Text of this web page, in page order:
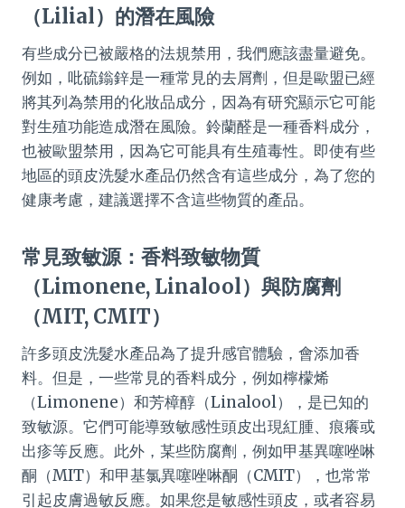
（Lilial）的潛在風險
有些成分已被嚴格的法規禁用，我們應該盡量避免。
例如，吡硫鎓鋅是一種常見的去屑劑，但是歐盟已經
將其列為禁用的化妝品成分，因為有研究顯示它可能
對生殖功能造成潛在風險。鈴蘭醛是一種香料成分，
也被歐盟禁用，因為它可能具有生殖毒性。即使有些
地區的頭皮洗髮水產品仍然含有這些成分，為了您的
健康考慮，建議選擇不含這些物質的產品。
常見致敏源：香料致敏物質
（Limonene, Linalool）與防腐劑
（MIT, CMIT）
許多頭皮洗髮水產品為了提升感官體驗，會添加香
料。但是，一些常見的香料成分，例如檸檬烯
（Limonene）和芳樟醇（Linalool），是已知的
致敏源。它們可能導致敏感性頭皮出現紅腫、痕癢或
出疹等反應。此外，某些防腐劑，例如甲基異噻唑啉
酮（MIT）和甲基氯異噻唑啉酮（CMIT），也常常
引起皮膚過敏反應。如果您是敏感性頭皮，或者容易